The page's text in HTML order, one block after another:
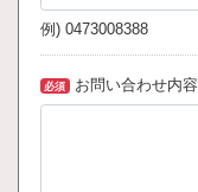
例) 0473008388
必須 お問い合わせ内容